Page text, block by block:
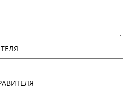
поборются за победу в
наций
будут Дмитрий
команды станет
СТАДИОН